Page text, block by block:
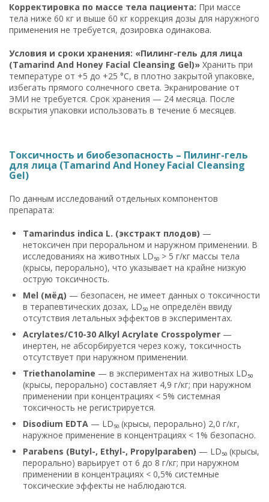
Корректировка по массе тела пациента: При массе
тела ниже 60 кг и выше 60 кг коррекция дозы для наружного
применения не требуется, дозировка одинакова.
Условия и сроки хранения: «Пилинг-гель для лица
(Tamarind And Honey Facial Cleansing Gel)» Хранить при
температуре от +5 до +25 °C, в плотно закрытой упаковке,
избегать прямого солнечного света. Экранирование от
ЭМИ не требуется. Срок хранения — 24 месяца. После
вскрытия упаковки использовать в течение 6 месяцев.
Токсичность и биобезопасность – Пилинг-гель
для лица (Tamarind And Honey Facial Cleansing
Gel)
По данным исследований отдельных компонентов
препарата:
Tamarindus indica L. (экстракт плодов) —
нетоксичен при пероральном и наружном применении. В
исследованиях на животных LD₅₀ > 5 г/кг массы тела
(крысы, перорально), что указывает на крайне низкую
острую токсичность.
Mel (мёд) — безопасен, не имеет данных о токсичности
в терапевтических дозах, LD₅₀ не определён ввиду
отсутствия летальных эффектов в экспериментах.
Acrylates/C10-30 Alkyl Acrylate Crosspolymer —
инертен, не абсорбируется через кожу, токсичность
отсутствует при наружном применении.
Triethanolamine — в экспериментах на животных LD₅₀
(крысы, перорально) составляет 4,9 г/кг; при наружном
применении при концентрациях < 5% системная
токсичность не регистрируется.
Disodium EDTA — LD₅₀ (крысы, перорально) 2,0 г/кг,
наружное применение в концентрациях < 1% безопасно.
Parabens (Butyl-, Ethyl-, Propylparaben) — LD₅₀ (крысы,
перорально) варьирует от 6 до 8 г/кг; при наружном
применении в концентрациях < 0,5% системные
токсические эффекты не наблюдаются.